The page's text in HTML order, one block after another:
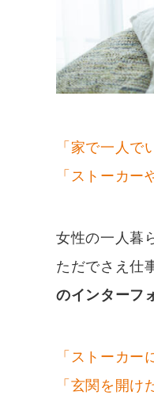
「家で一人で
「ストーカ
女性の一人暮
ただでさえ仕
のインターフ
「ストーカー
「玄関を開け